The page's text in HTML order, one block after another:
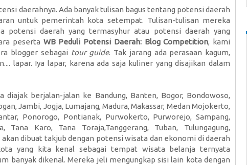
daerahnya. Ada banyak tulisan bagus tentang potensi daerah
untuk pemerintah kota setempat. Tulisan-tulisan mereka
potensi daerah yang termasyhur atau potensi daerah yang
peserta WB Peduli Potensi Daerah: Blog Competition, kami
blogger sebagai tour guide. Tak jarang ada perasaan kagum,
lapar. Iya lapar, karena ada saja kuliner yang disajikan dalam
berjalan-jalan ke Bandung, Banten, Bogor, Bondowoso,
Jambi, Jogja, Lumajang, Madura, Makassar, Medan Mojokerto,
Ponorogo, Pontianak, Purwokerto, Purworejo, Sampang,
Tana Karo, Tana Toraja,Tanggerang, Tuban, Tulungagung,
dibuat takjub dengan potensi wisata dan ekonomi di daerah
yang kita kenal sebagai tempat wisata belanja ternyata
banyak dikenal. Mereka jeli mengungkap sisi lain kota dengan